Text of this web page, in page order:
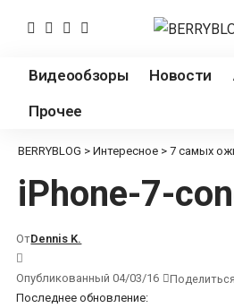
Видеообзоры Новости
Прочее
BERRYBLOG > Интересное > 7 самых ожидаемых
iPhone-7-
Последнее обновление:
ОтDennis K.
Опубликованный 04/03/16 Поделиться